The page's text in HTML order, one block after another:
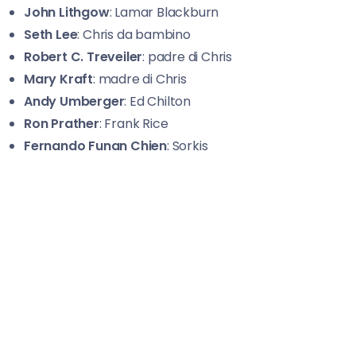
John Lithgow: Lamar Blackburn
Seth Lee: Chris da bambino
Robert C. Treveiler: padre di Chris
Mary Kraft: madre di Chris
Andy Umberger: Ed Chilton
Ron Prather: Frank Rice
Fernando Funan Chien: Sorkis